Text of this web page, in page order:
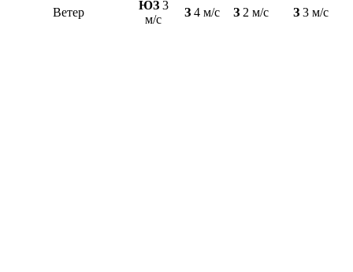
Ветер
ЮЗ3
м/с
З4 м/с З 2 м/с З3 м/с